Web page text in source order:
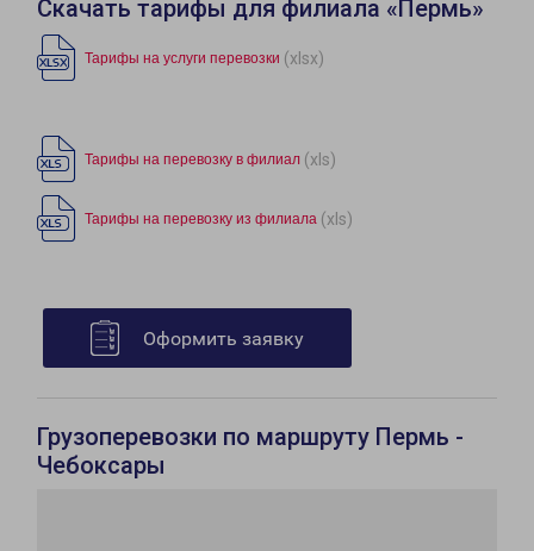
Скачать тарифы для филиала «Пермь»
Тарифы на услуги перевозки (xlsx)
Тарифы на перевозку в филиал (xls)
Тарифы на перевозку из филиала (xls)
Оформить заявку
Грузоперевозки по маршруту Пермь -
Чебоксары